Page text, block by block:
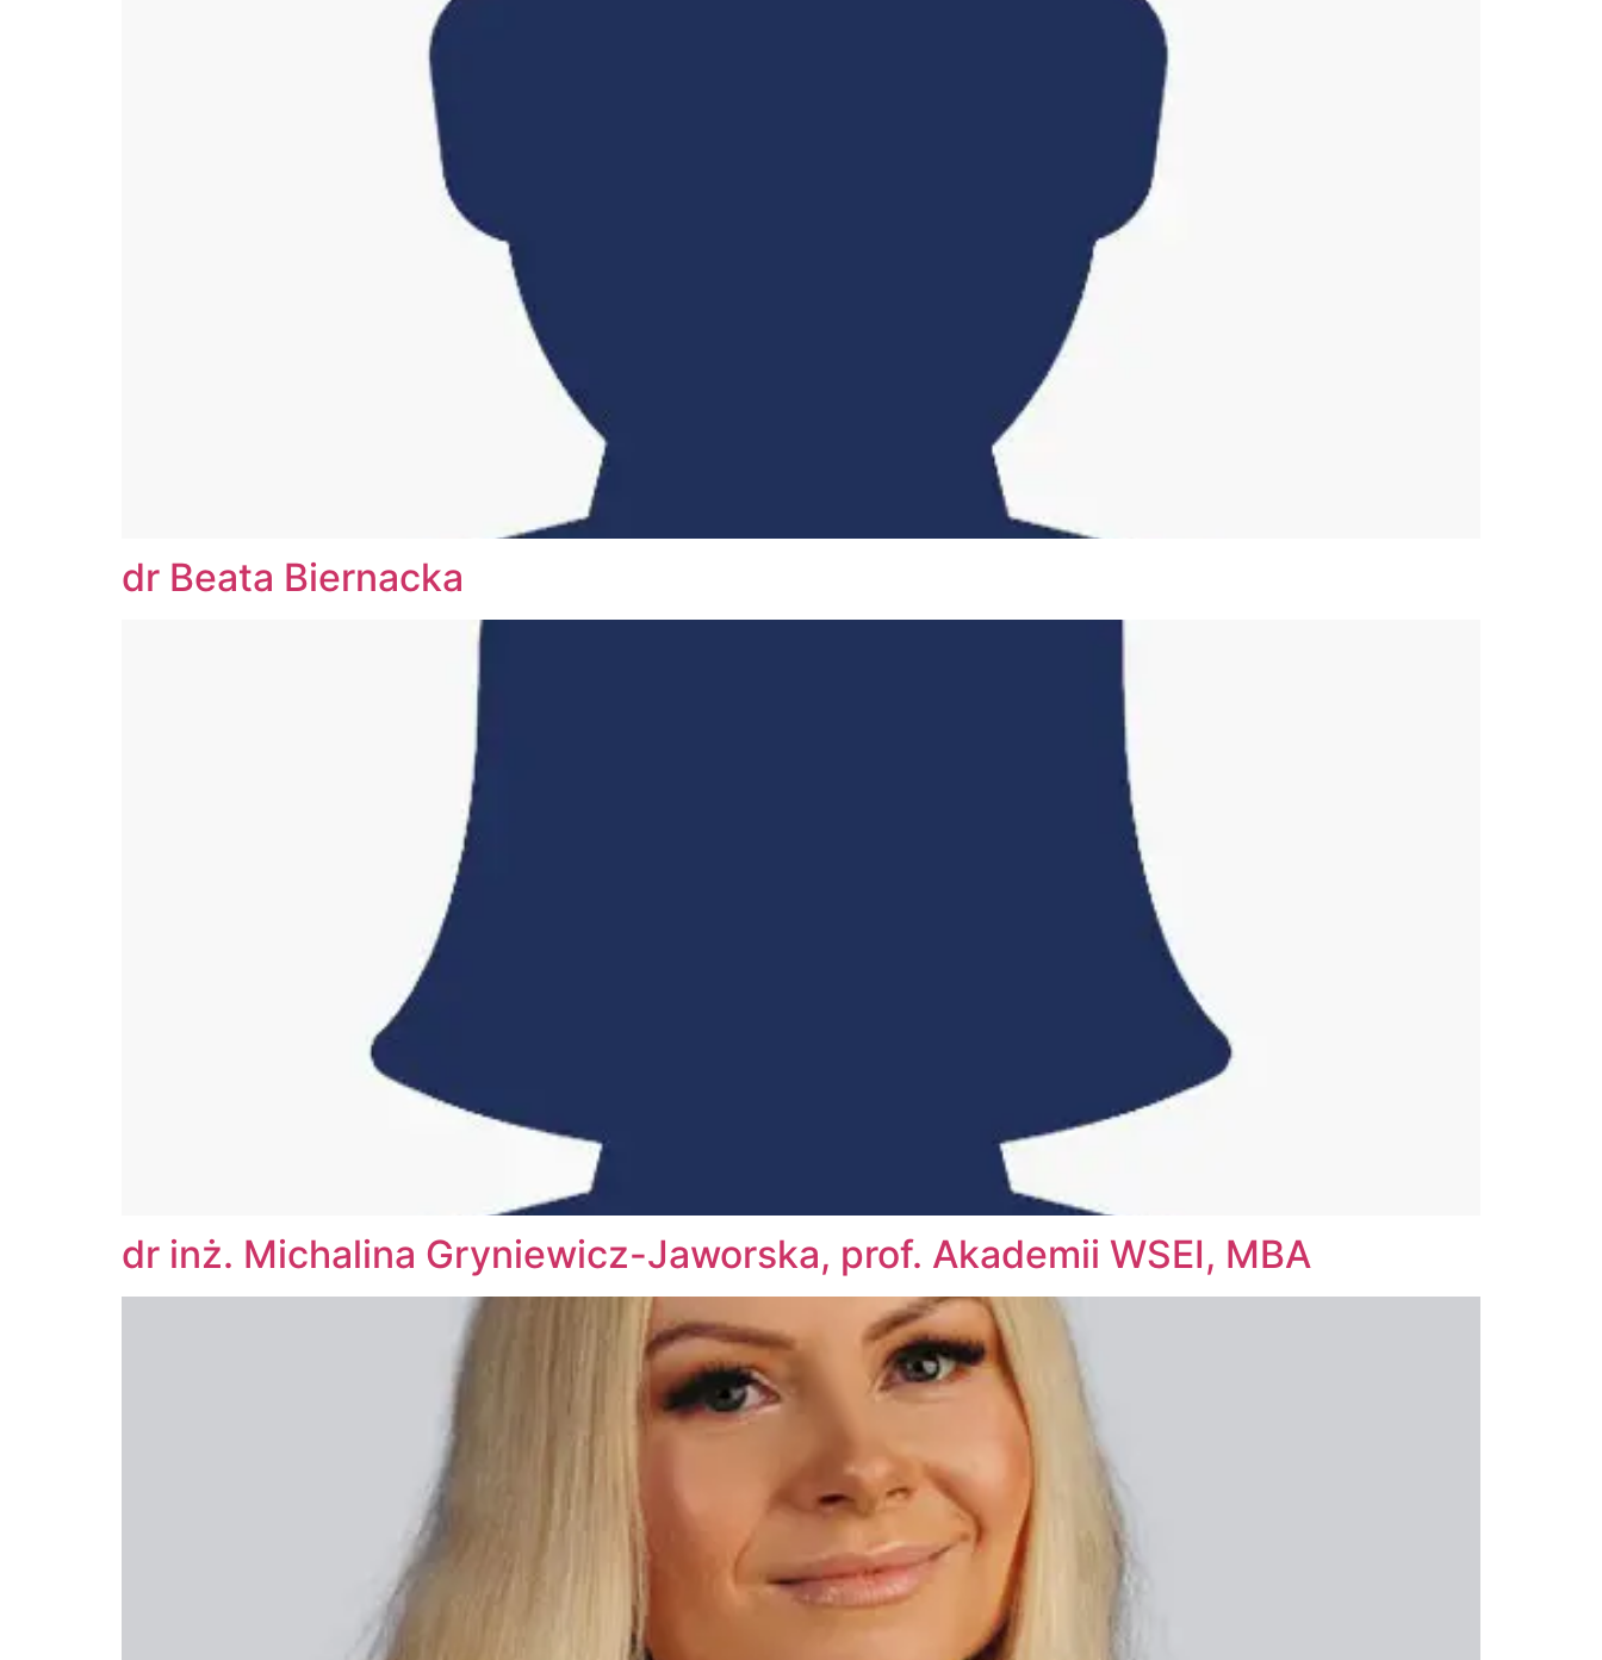
dr Beata Biernacka
dr inż. Michalina Gryniewicz-Jaworska, prof. Akademii WSEI, MBA